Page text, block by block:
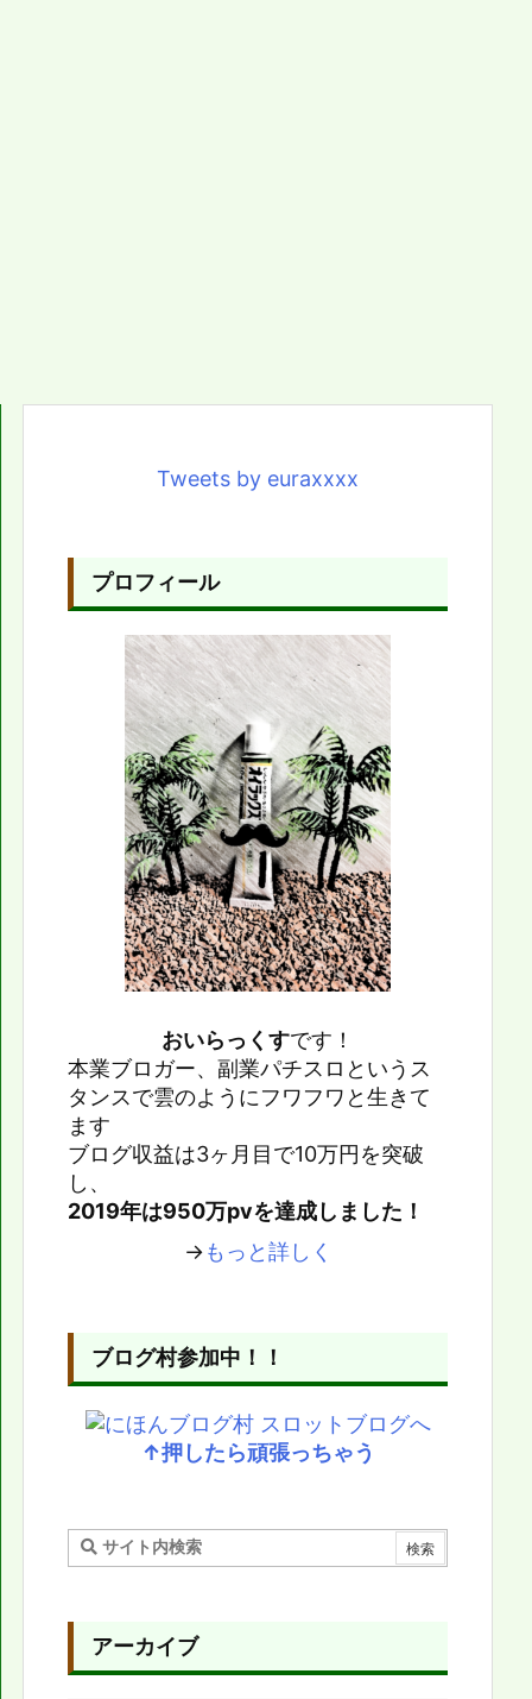
Tweets by euraxxxx
プロフィール
おいらっくすです！
本業ブロガー、副業パチスロというス
タンスで雲のようにフワフワと生きて
ます
ブログ収益は3ヶ月目で10万円を突破
し、
2019年は950万pvを達成しました！
→もっと詳しく
ブログ村参加中！！
↑押したら頑張っちゃう
アーカイブ